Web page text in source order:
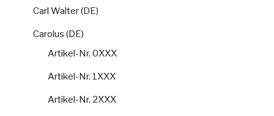
Carl Walter (DE)
Carolus (DE)
Artikel-Nr. 0XXX
Artikel-Nr. 1XXX
Artikel-Nr. 2XXX